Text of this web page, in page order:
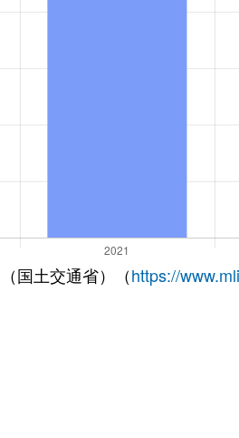
国土交通省）（https://